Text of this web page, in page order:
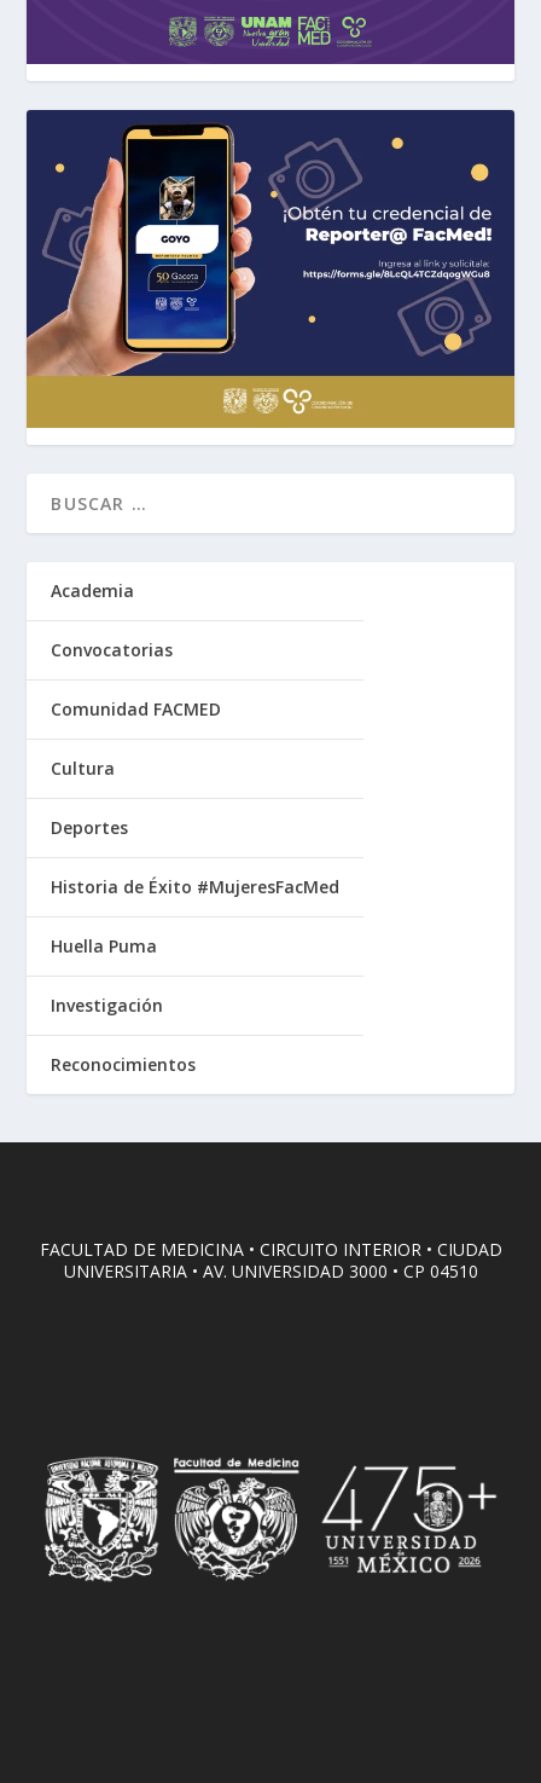
Academia
Convocatorias
Comunidad FACMED
Cultura
Deportes
Historia de Éxito #MujeresFacMed
Huella Puma
Investigación
Reconocimientos
FACULTAD DE MEDICINA • CIRCUITO INTERIOR • CIUDAD
UNIVERSITARIA • AV. UNIVERSIDAD 3000 • CP 04510